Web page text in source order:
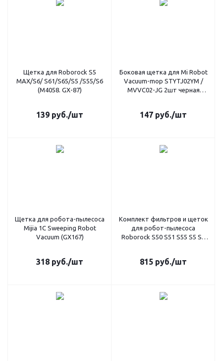
Щетка для Roborock S5
MAX/S6/ S61/S65/S5 /S55/S6
(M4058. GX-87)
139 руб./шт
Боковая щетка для Mi Robot
Vacuum-mop STYTJ02YM /
MVVC02-JG 2шт черная
147 руб./шт
Щетка для робота-пылесоса
Mijia 1C Sweeping Robot
Vacuum (GX167)
318 руб./шт
Комплект фильтров и щеток
для робот-пылесоса
Roborock S50 S51 S55 S5 S6
815 руб./шт